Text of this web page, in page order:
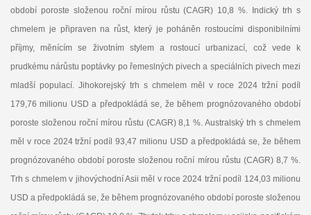
období poroste složenou roční mírou růstu (CAGR) 10,8 %. Indický trh s
chmelem je připraven na růst, který je poháněn rostoucími disponibilními
příjmy, měnícím se životním stylem a rostoucí urbanizací, což vede k
prudkému nárůstu poptávky po řemeslných pivech a speciálních pivech mezi
mladší populací. Jihokorejský trh s chmelem měl v roce 2024 tržní podíl
179,76 milionu USD a předpokládá se, že během prognózovaného období
poroste složenou roční mírou růstu (CAGR) 8,1 %. Australský trh s chmelem
měl v roce 2024 tržní podíl 93,47 milionu USD a předpokládá se, že během
prognózovaného období poroste složenou roční mírou růstu (CAGR) 8,7 %.
Trh s chmelem v jihovýchodní Asii měl v roce 2024 tržní podíl 124,03 milionu
USD a předpokládá se, že během prognózovaného období poroste složenou